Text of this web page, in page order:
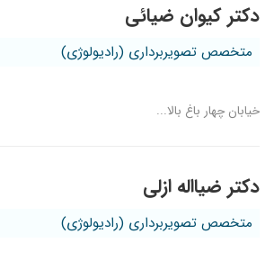
دکتر کیوان ضیائی
متخصص تصویربرداری (رادیولوژی)
خیابان چهار باغ بالا...
دکتر ضیااله ازلی
متخصص تصویربرداری (رادیولوژی)